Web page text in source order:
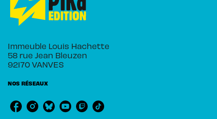
Immeuble Louis Hachette
58 rue Jean Bleuzen
92170 VANVES
NOS RÉSEAUX